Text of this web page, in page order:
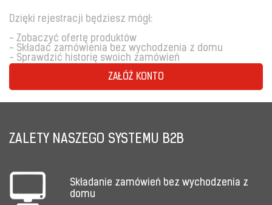
Dzięki rejestracji będziesz mógł:
- Zobaczyć ofertę produktów
- Składać zamówienia bez wychodzenia z domu
- Sprawdzić historię swoich zamówień
ZAŁÓŻ KONTO
ZALETY NASZEGO SYSTEMU B2B
Składanie zamówień bez wychodzenia z
domu